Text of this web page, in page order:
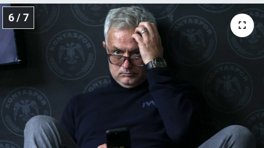
6 / 7